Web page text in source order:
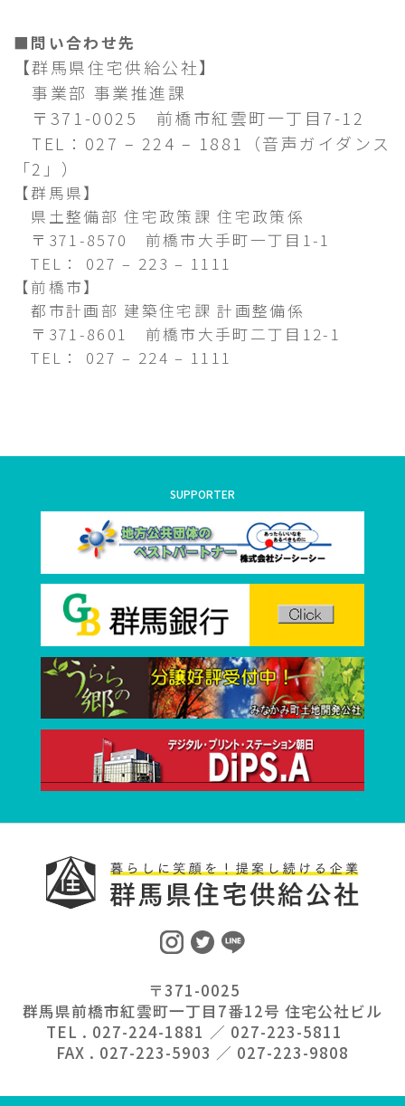
■問い合わせ先
【群馬県住宅供給公社】
事業部 事業推進課
〒371-0025 前橋市紅雲町一丁目7-12
TEL：027 – 224 – 1881
（音声ガイダンス
「2」）
【群馬県】
県土整備部 住宅政策課 住宅政策係
〒371-8570 前橋市大手町一丁目1-1
TEL： 027 – 223 – 1111
【前橋市】
都市計画部 建築住宅課 計画整備係
〒371-8601 前橋市大手町二丁目12-1
TEL： 027 – 224 – 1111
SUPPORTER
〒371-0025
群馬県前橋市紅雲町一丁目7番12号 住宅公社ビル
TEL . 027-224-1881 ／ 027-223-5811
FAX . 027-223-5903 ／ 027-223-9808